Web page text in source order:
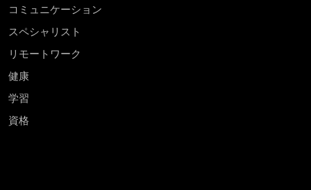
コミュニケーション
スペシャリスト
リモートワーク
健康
学習
資格